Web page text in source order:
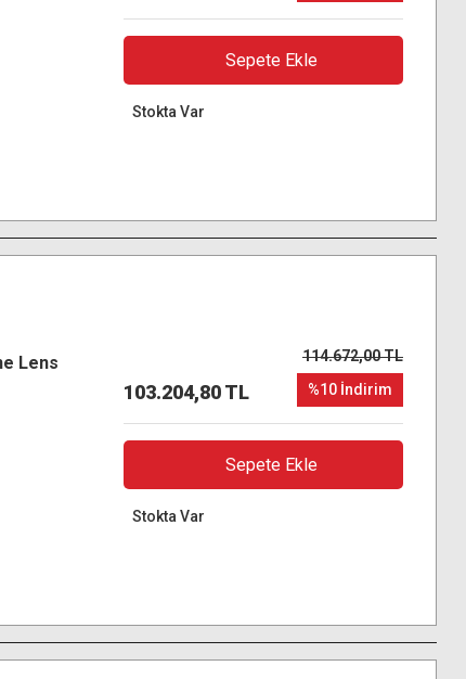
Sepete Ekle
Stokta Var
Lens
103.204,80 TL
114.672,00 TL
%10 İndirim
Sepete Ekle
Stokta Var